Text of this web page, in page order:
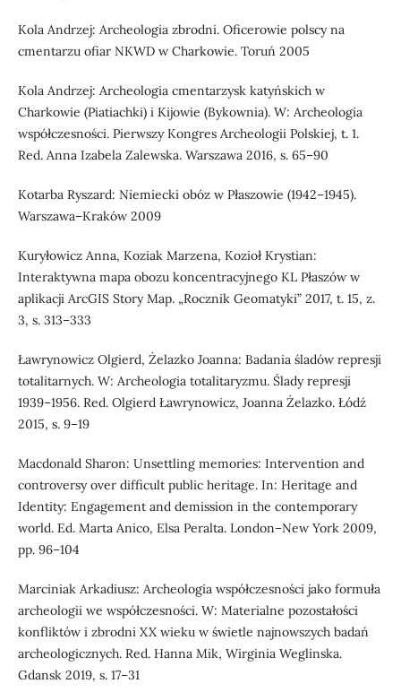
Kola Andrzej: Archeologia zbrodni. Oficerowie polscy na
cmentarzu ofiar NKWD w Charkowie. Toruń 2005
Kola Andrzej: Archeologia cmentarzysk katyńskich w
Charkowie (Piatiachki) i Kijowie (Bykownia). W: Archeologia
współczesności. Pierwszy Kongres Archeologii Polskiej, t. 1.
Red. Anna Izabela Zalewska. Warszawa 2016, s. 65–90
Kotarba Ryszard: Niemiecki obóz w Płaszowie (1942–1945).
Warszawa–Kraków 2009
Kuryłowicz Anna, Koziak Marzena, Kozioł Krystian:
Interaktywna mapa obozu koncentracyjnego KL Płaszów w
aplikacji ArcGIS Story Map. „Rocznik Geomatyki” 2017, t. 15, z.
3, s. 313–333
Ławrynowicz Olgierd, Żelazko Joanna: Badania śladów represji
totalitarnych. W: Archeologia totalitaryzmu. Ślady represji
1939–1956. Red. Olgierd Ławrynowicz, Joanna Żelazko. Łódź
2015, s. 9–19
Macdonald Sharon: Unsettling memories: Intervention and
controversy over difficult public heritage. In: Heritage and
Identity: Engagement and demission in the contemporary
world. Ed. Marta Anico, Elsa Peralta. London–New York 2009,
pp. 96–104
Marciniak Arkadiusz: Archeologia współczesności jako formuła
archeologii we współczesności. W: Materialne pozostałości
konfliktów i zbrodni XX wieku w świetle najnowszych badań
archeologicznych. Red. Hanna Mik, Wirginia Weglinska.
Gdansk 2019, s. 17–31